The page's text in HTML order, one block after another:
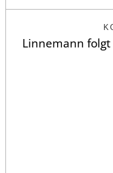
Linnemann